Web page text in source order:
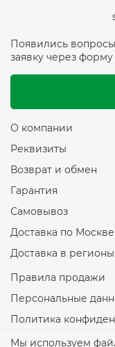
Появились вопросы
заявку через форму
О компании
Реквизиты
Возврат и обмен
Гарантия
Самовывоз
Доставка по Москве
Доставка в регионы
Правила продажи
Персональные
Политика
Политика
Мы используем